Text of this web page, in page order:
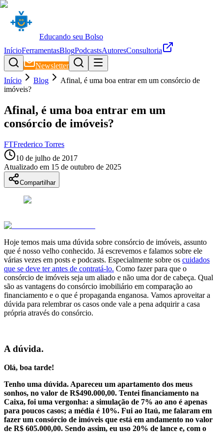
Educando seu Bolso
InícioFerramentasBlogPodcastsAutoresConsultoria
Newsletter
Início
Blog
Afinal, é uma boa entrar em um consórcio de
imóveis?
Afinal, é uma boa entrar em um
consórcio de imóveis?
FTFrederico Torres
10 de julho de 2017
Atualizado em 15 de outubro de 2025
Compartilhar
Hoje temos mais uma dúvida sobre consórcio de imóveis, assunto
que é nosso velho conhecido. Já escrevemos e falamos sobre ele
várias vezes em posts e podcasts. Especialmente sobre os cuidados
que se deve ter antes de contratá-lo. Como fazer para que o
consórcio de imóveis seja um aliado e não uma dor de cabeça. Qual
são as vantagens do consórcio imobiliário em comparação ao
financiamento e o que é propaganda enganosa. Vamos aproveitar a
dúvida para relembrar os casos onde vale a pena adquirir a casa
própria através do consórcio.
A dúvida.
Olá, boa tarde!
Tenho uma dúvida. Apareceu um apartamento dos meus
sonhos, no valor de R$490.000,00. Tentei financiamento na
Caixa, foi uma vergonha: a simulação de 7% ao ano é apenas
para poucos casos; a média é 10%. Fui ao Itaú, me falaram em
fazer um consórcio de imóveis que está em andamento no valor
de R$ 605.000,00. Sendo assim, eu uso 20% de lance e, com o